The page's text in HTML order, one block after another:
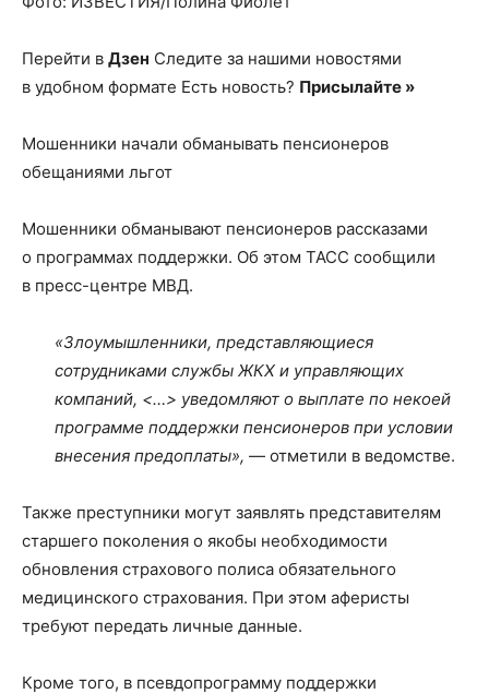
Перейти в Дзен Следите за нашими новостями
в удобном формате Есть новость? Присылайте »
Мошенники начали обманывать пенсионеров
обещаниями льгот
Мошенники обманывают пенсионеров рассказами
о программах поддержки. Об этом ТАСС сообщили
в пресс-центре МВД.
«Злоумышленники, представляющиеся
сотрудниками службы ЖКХ и управляющих
компаний, <…> уведомляют о выплате по некоей
программе поддержки пенсионеров при условии
внесения предоплаты», — отметили в ведомстве.
Также преступники могут заявлять представителям
старшего поколения о якобы необходимости
обновления страхового полиса обязательного
медицинского страхования. При этом аферисты
требуют передать личные данные.
Кроме того, в псевдопрограмму поддержки